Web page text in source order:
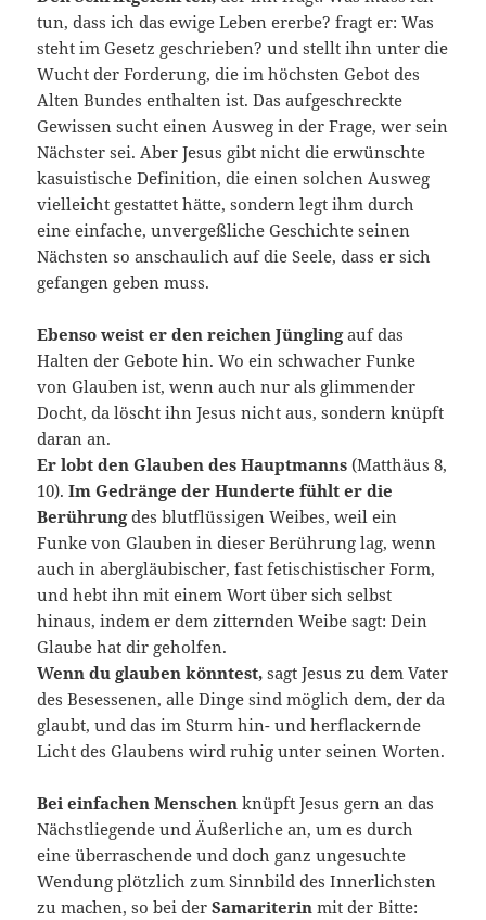
tun, dass ich das ewige Leben ererbe? fragt er: Was
steht im Gesetz geschrieben? und stellt ihn unter die
Wucht der Forderung, die im höchsten Gebot des
Alten Bundes enthalten ist. Das aufgeschreckte
Gewissen sucht einen Ausweg in der Frage, wer sein
Nächster sei. Aber Jesus gibt nicht die erwünschte
kasuistische Definition, die einen solchen Ausweg
vielleicht gestattet hätte, sondern legt ihm durch
eine einfache, unvergeßliche Geschichte seinen
Nächsten so anschaulich auf die Seele, dass er sich
gefangen geben muss.
Ebenso weist er den reichen Jünglingauf das
Halten der Gebote hin. Wo ein schwacher Funke
von Glauben ist, wenn auch nur als glimmender
Docht, da löscht ihn Jesus nicht aus, sondern knüpft
daran an.
Er lobt den Glauben des Hauptmanns (Matthäus 8,
10).Im Gedränge der Hunderte fühlt er die
Berührungdes blutflüssigen Weibes, weil ein
Funke von Glauben in dieser Berührung lag, wenn
auch in abergläubischer, fast fetischistischer Form,
und hebt ihn mit einem Wort über sich selbst
hinaus, indem er dem zitternden Weibe sagt: Dein
Glaube hat dir geholfen.
Wenn du glauben könntest, sagt Jesus zu dem Vater
des Besessenen, alle Dinge sind möglich dem, der da
glaubt, und das im Sturm hin- und herflackernde
Licht des Glaubens wird ruhig unter seinen Worten.
Bei einfachen Menschen knüpft Jesus gern an das
Nächstliegende und Äußerliche an, um es durch
eine überraschende und doch ganz ungesuchte
Wendung plötzlich zum Sinnbild des Innerlichsten
zu machen, so bei derSamariterin mit der Bitte: